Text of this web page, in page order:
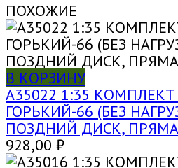
ПОХОЖИЕ
В КОРЗИНУ
A35022 1:35
ГОРЬКИЙ-66 (БЕЗ
ПОЗДНИЙ ДИСК,
928,00 ₽